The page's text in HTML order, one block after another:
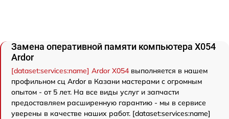
Замена оперативной памяти компьютера X054
Ardor
[dataset:services:name] Ardor X054 выполняется в нашем
профильном сц Ardor в Казани мастерами с огромным
опытом - от 5 лет. На все виды услуг и запчасти
предоставляем расширенную гарантию - мы в сервисе
уверены в качестве наших работ. [dataset:services:name]